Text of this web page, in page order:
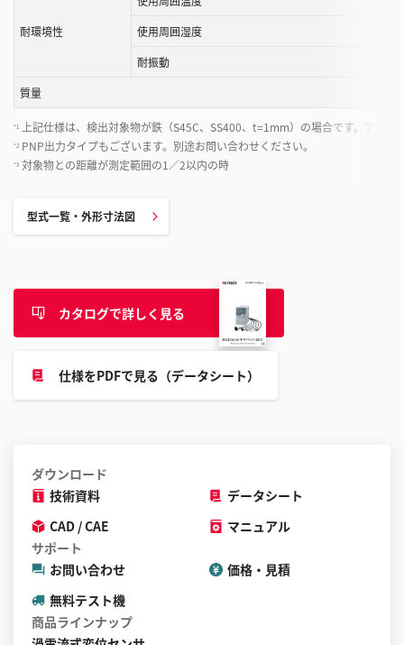
耐環境性
使用周囲湿度
耐振動
質量
*1 上記仕様は、検出対象物が鉄（S45C、SS400、t=1mm）の場合です。アル
*2 PNP出力タイプもございます。別途お問い合わせください。
*3 対象物との距離が測定範囲の1／2以内の時
型式一覧・外形寸法図
カタログで詳しく見る
仕様をPDFで見る（データシート）
ダウンロード
技術資料
データシート
CAD / CAE
マニュアル
サポート
お問い合わせ
価格・見積
無料テスト機
商品ラインナップ